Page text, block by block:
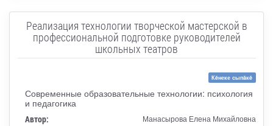
Реализация технологии творческой мастерской в
профессиональной подготовке руководителей
школьных театров
Кĕнеке сыпăкĕ
Современные образовательные технологии: психология
и педагогика
Автор: Манасырова Елена Михайловна